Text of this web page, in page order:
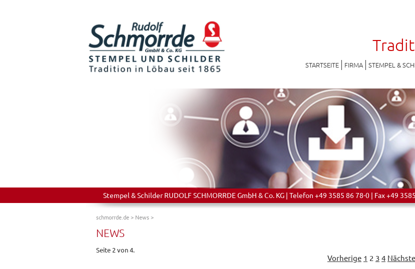
STARTSEITE FIRMA STEMPEL &
Stempel & Schilder RUDOLF SCHMORRDE GmbH & Co. KG | Telefon +49 3585 86 78-0 | Fax +49
schmorrde.de> News>
NEWS
Seite 2 von 4.
Vorherige 1 2 3 4 Nächste